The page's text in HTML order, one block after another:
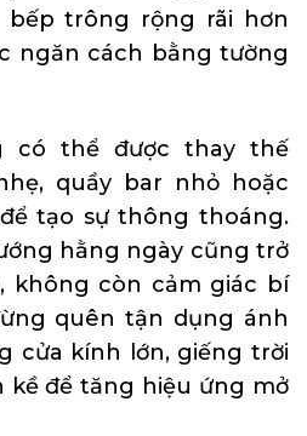
bếp trông rộng rãi hơn
ngăn cách bằng tường
có thể được thay thế
quầy bar nhỏ hoặc
tạo sự thông thoáng.
hằng ngày cũng trở
không còn cảm giác bí
quên tận dụng ánh
cửa kính lớn, giếng trời
kề để tăng hiệu ứng mở